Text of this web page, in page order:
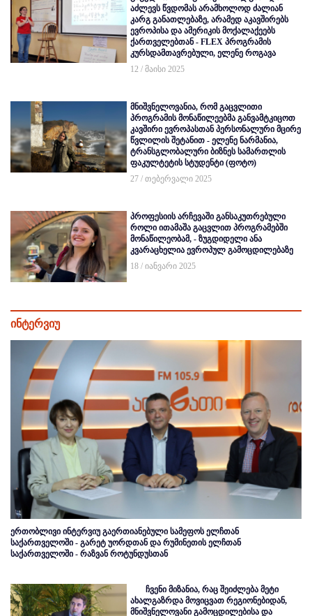
აძლევს წვდომას არამხოლოდ ძალიან
კარგ განათლებაზე, არამედ აკავშირებს
ევროპისა და ამერიკის მოქალაქეებს
ქართველებთან - FLEX პროგრამის
კურსდამთავრებული, ელენე როგავა
12 / მაისი 2025
მნიშვნელოვანია, რომ გაცვლითი
პროგრამის მონაწილეებმა განვამტკიცოთ
კავშირი ევროპასთან პერსონალური მცირე
წვლილის შეტანით - ელენე ნარმანია,
ტრანსგლობალური ბიზნეს სამართლის
ფაკულტეტის სტუდენტი (ფოტო)
27 / თებერვალი 2025
პროფესიის არჩევაში განსაკუთრებული
როლი ითამაშა გაცვლით პროგრამებში
მონაწილეობამ, - ზუგდიდელი ანა
კვარაცხელია ევროპულ გამოცდილებაზე
18 / იანვარი 2025
ინტერვიუ
ერთობლივი ინტერვიუ გაერთიანებული სამეფოს ელჩთან
საქართველოში - გარეტ უორდთან და რუმინეთის ელჩთან
საქართველოში - რაზვან როტუნდუსთან
ჩვენი მიზანია, რაც შეიძლება მეტი
ახალგაზრდა მოვიცვათ რეგიონებიდან,
მნიშვნელოვანი გამოცდილებისა და